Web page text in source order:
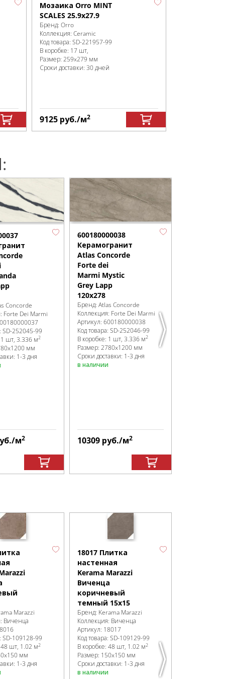
Мозаика Orro MINT
SCALES 25.9x27.9
Бренд: Orro
Коллекция: Ceramic
Код товара: SD-221957-99
В коробке: 17 шт,
Размер: 259x279 мм
Сроки доставки: 30 дней
9125 руб./м2
Concorde
Forte Dei Marmi
SD-252045-99
1 шт, 3.336 м2
мм
1-3 дня
/м2
600180000038
Керамогранит
Atlas Concorde
Forte dei
Marmi Mystic
Grey Lapp
120x278
Бренд: Atlas Concorde
Коллекция: Forte Dei Marmi
Артикул: 600180000038
Код товара: SD-252046-99
В коробке: 1 шт, 3.336 м2
Размер: 2780x1200 мм
Сроки доставки: 1-3 дня
в наличии
10309 руб./м2
Marazzi
Виченца
SD-109128-99
48 шт, 1.02 м2
мм
1-3 дня
18017 Плитка
настенная
Kerama Marazzi
Виченца
коричневый
темный 15х15
Бренд: Kerama Marazzi
Коллекция: Виченца
Артикул: 18017
Код товара: SD-109129-99
В коробке: 48 шт, 1.02 м2
Размер: 150x150 мм
Сроки доставки: 1-3 дня
в наличии